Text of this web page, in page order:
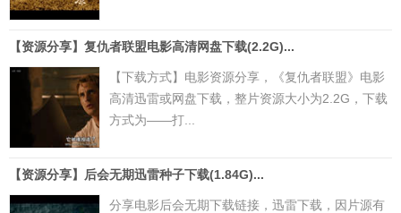
【资源分享】复仇者联盟电影高清网盘下载(2.2G)...
【下载方式】电影资源分享，《复仇者联盟》电影
高清迅雷或网盘下载，整片资源大小为2.2G，下载
方式为——打...
【资源分享】后会无期迅雷种子下载(1.84G)...
分享电影后会无期下载链接，迅雷下载，因片源有